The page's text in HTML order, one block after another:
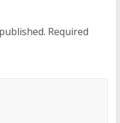
Required